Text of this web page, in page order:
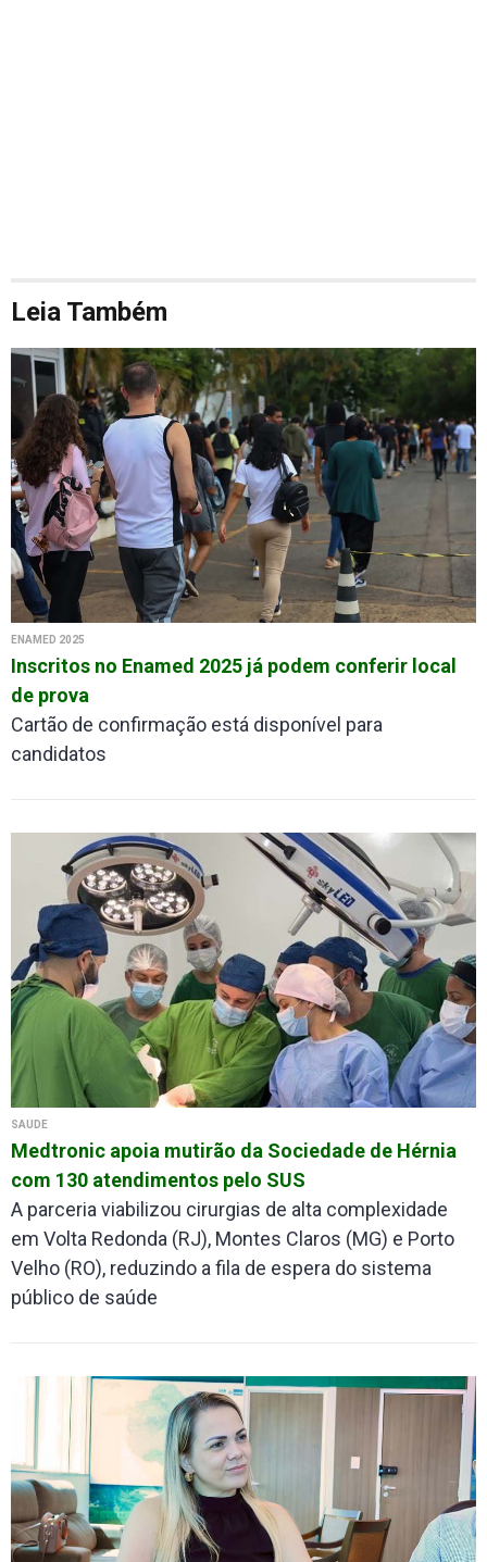
Leia Também
ENAMED 2025
Inscritos no Enamed 2025 já podem conferir local
de prova
Cartão de confirmação está disponível para
candidatos
SAÚDE
Medtronic apoia mutirão da Sociedade de Hérnia
com 130 atendimentos pelo SUS
A parceria viabilizou cirurgias de alta complexidade
em Volta Redonda (RJ), Montes Claros (MG) e Porto
Velho (RO), reduzindo a fila de espera do sistema
público de saúde